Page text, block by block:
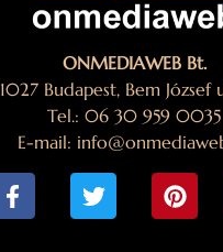
ONMEDIAWEB Bt.
1027 Budapest, Bem József
Tel.: 06 30 959 0035
E-mail: